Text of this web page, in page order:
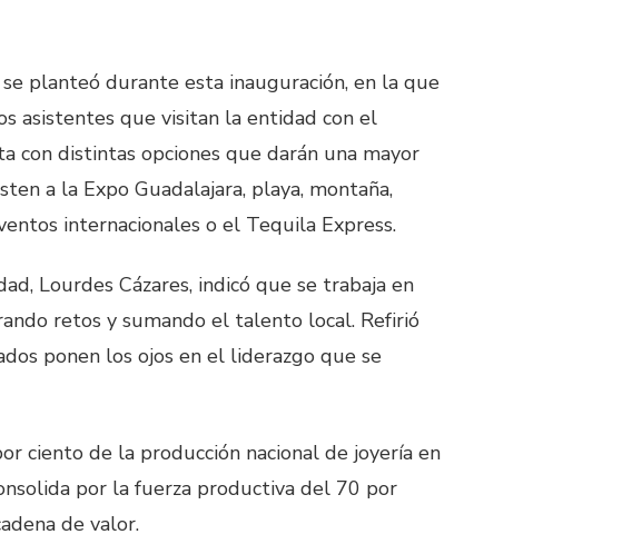
planteó durante esta inauguración, en la que
asistentes que visitan la entidad con el
con distintas opciones que darán una mayor
a la Expo Guadalajara, playa, montaña,
internacionales o el Tequila Express.
Lourdes Cázares, indicó que se trabaja en
retos y sumando el talento local. Refirió
ponen los ojos en el liderazgo que se
ciento de la producción nacional de joyería en
por la fuerza productiva del 70 por
de valor.